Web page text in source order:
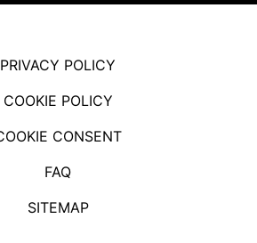
PRIVACY POLICY
COOKIE POLICY
CONSENT
FAQ
SITEMAP